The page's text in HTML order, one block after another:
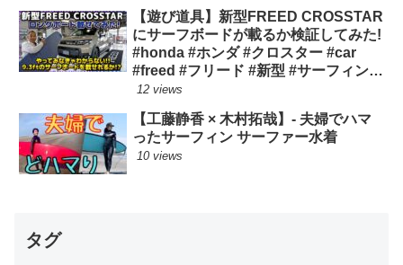
【遊び道具】新型FREED CROSSTAR
にサーフボードが載るか検証してみた!
#honda #ホンダ #クロスター #car
#freed #フリード #新型 #サーフィン
ロングボード
12 views
【工藤静香 × 木村拓哉】- 夫婦でハマ
ったサーフィン サーファー水着
10 views
タグ